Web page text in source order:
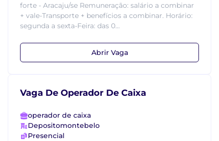
forte - Aracaju/se Remuneração: salário a combinar
+ vale-Transporte + benefícios a combinar. Horário:
segunda a sexta-Feira: das 0...
Abrir Vaga
Vaga De Operador De Caixa
operador de caixa
Depositomontebelo
Presencial